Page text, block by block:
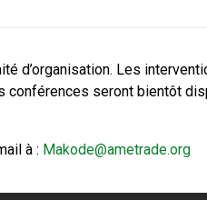
d’organisation. Les
conférences seront bientôt
à : Makode@ametrade.org